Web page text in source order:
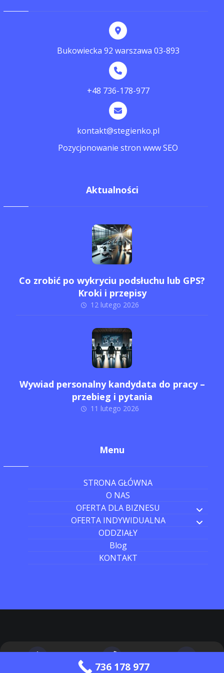
Bukowiecka 92 warszawa 03-893
+48 736-178-977
kontakt@stegienko.pl
Pozycjonowanie stron www SEO
Aktualności
Co zrobić po wykryciu podsłuchu lub GPS?
Kroki i przepisy
12 lutego 2026
Wywiad personalny kandydata do pracy –
przebieg i pytania
11 lutego 2026
Menu
STRONA GŁÓWNA
O NAS
OFERTA DLA BIZNESU
OFERTA INDYWIDUALNA
ODDZIAŁY
Blog
KONTAKT
736 178 977